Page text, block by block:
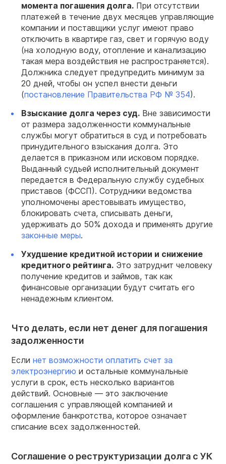
момента погашения долга. При отсутствии
платежей в течение двух месяцев управляющие
компании и поставщики услуг имеют право
отключить в квартире газ, свет и горячую воду
(на холодную воду, отопление и канализацию
такая мера воздействия не распространяется).
Должника следует предупредить минимум за
20 дней, чтобы он успел внести деньги
(постановление Правительства РФ № 354).
Взыскание долга через суд. Вне зависимости
от размера задолженности коммунальные
службы могут обратиться в суд и потребовать
принудительного взыскания долга. Это
делается в приказном или исковом порядке.
Выданный судьей исполнительный документ
передается в Федеральную службу судебных
приставов (ФССП). Сотрудники ведомства
уполномочены арестовывать имущество,
блокировать счета, списывать деньги,
удерживать до 50% дохода и применять другие
законные меры.
Ухудшение кредитной истории и снижение
кредитного рейтинга. Это затруднит человеку
получение кредитов и займов, так как
финансовые организации будут считать его
ненадежным клиентом.
Что делать, если нет денег для погашения
задолженности
Если нет возможности оплатить счет за
электроэнергию и остальные коммунальные
услуги в срок, есть несколько вариантов
действий. Основные — это заключение
соглашения с управляющей компанией и
оформление банкротства, которое означает
списание всех задолженностей.
Соглашение о реструктуризации долга с УК